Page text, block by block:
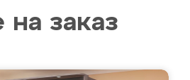
на заказ